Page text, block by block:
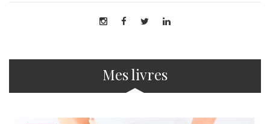
Mes livres